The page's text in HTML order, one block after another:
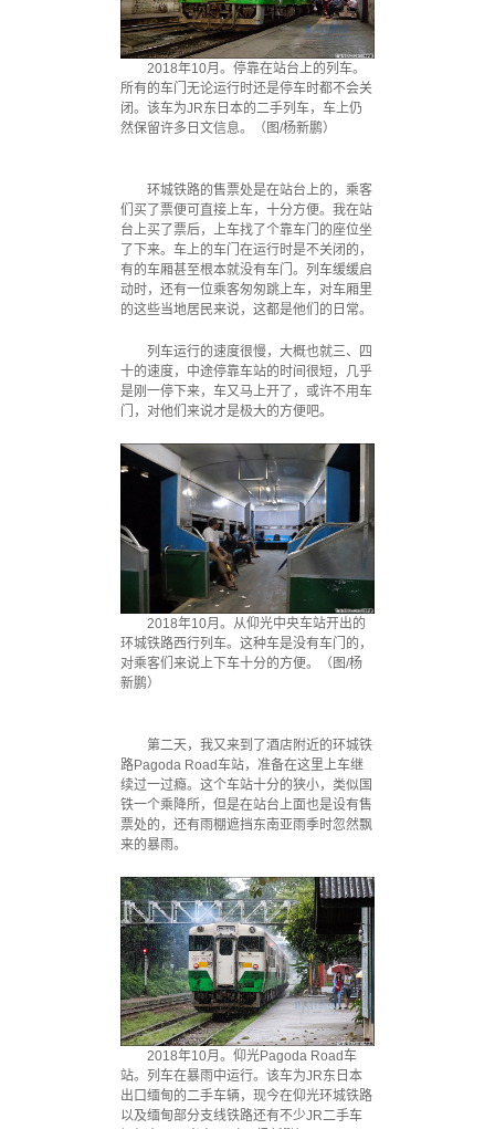
2018年10月。停靠在站台上的列车。
所有的车门无论运行时还是停车时都不会关
闭。该车为JR东日本的二手列车，车上仍
然保留许多日文信息。（图/杨新鹏）
环城铁路的售票处是在站台上的，乘客
们买了票便可直接上车，十分方便。我在站
台上买了票后，上车找了个靠车门的座位坐
了下来。车上的车门在运行时是不关闭的，
有的车厢甚至根本就没有车门。列车缓缓启
动时，还有一位乘客匆匆跳上车，对车厢里
的这些当地居民来说，这都是他们的日常。
列车运行的速度很慢，大概也就三、四
十的速度，中途停靠车站的时间很短，几乎
是刚一停下来，车又马上开了，或许不用车
门，对他们来说才是极大的方便吧。
2018年10月。从仰光中央车站开出的
环城铁路西行列车。这种车是没有车门的，
对乘客们来说上下车十分的方便。（图/杨
新鹏）
第二天，我又来到了酒店附近的环城铁
路Pagoda Road车站，准备在这里上车继
续过一过瘾。这个车站十分的狭小，类似国
铁一个乘降所，但是在站台上面也是设有售
票处的，还有雨棚遮挡东南亚雨季时忽然飘
来的暴雨。
2018年10月。仰光Pagoda Road车
站。列车在暴雨中运行。该车为JR东日本
出口缅甸的二手车辆，现今在仰光环城铁路
以及缅甸部分支线铁路还有不少JR二手车